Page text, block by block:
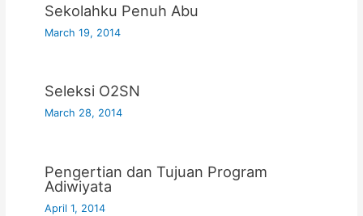
Sekolahku Penuh Abu
March 19, 2014
Seleksi O2SN
March 28, 2014
Pengertian dan Tujuan Program
Adiwiyata
April 1, 2014